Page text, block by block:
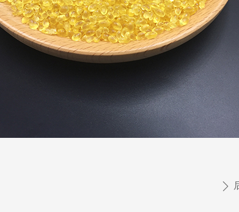
ꄲ